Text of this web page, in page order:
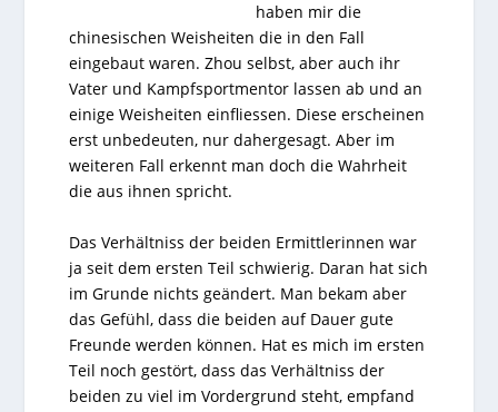
haben mir die
chinesischen Weisheiten die in den Fall
eingebaut waren. Zhou selbst, aber auch ihr
Vater und Kampfsportmentor lassen ab und an
einige Weisheiten einfliessen. Diese erscheinen
erst unbedeuten, nur dahergesagt. Aber im
weiteren Fall erkennt man doch die Wahrheit
die aus ihnen spricht.
Das Verhältniss der beiden Ermittlerinnen war
ja seit dem ersten Teil schwierig. Daran hat sich
im Grunde nichts geändert. Man bekam aber
das Gefühl, dass die beiden auf Dauer gute
Freunde werden können. Hat es mich im ersten
Teil noch gestört, dass das Verhältniss der
beiden zu viel im Vordergrund steht, empfand